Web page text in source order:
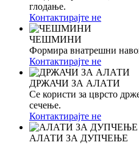
глодање.
Контактирајте не
ЧЕШМИНИ
Формира внатрешни
Контактирајте не
ДРЖАЧИ ЗА АЛАТИ
Се користи за цврсто
сечење.
Контактирајте не
АЛАТИ ЗА ДУПЧЕЊЕ